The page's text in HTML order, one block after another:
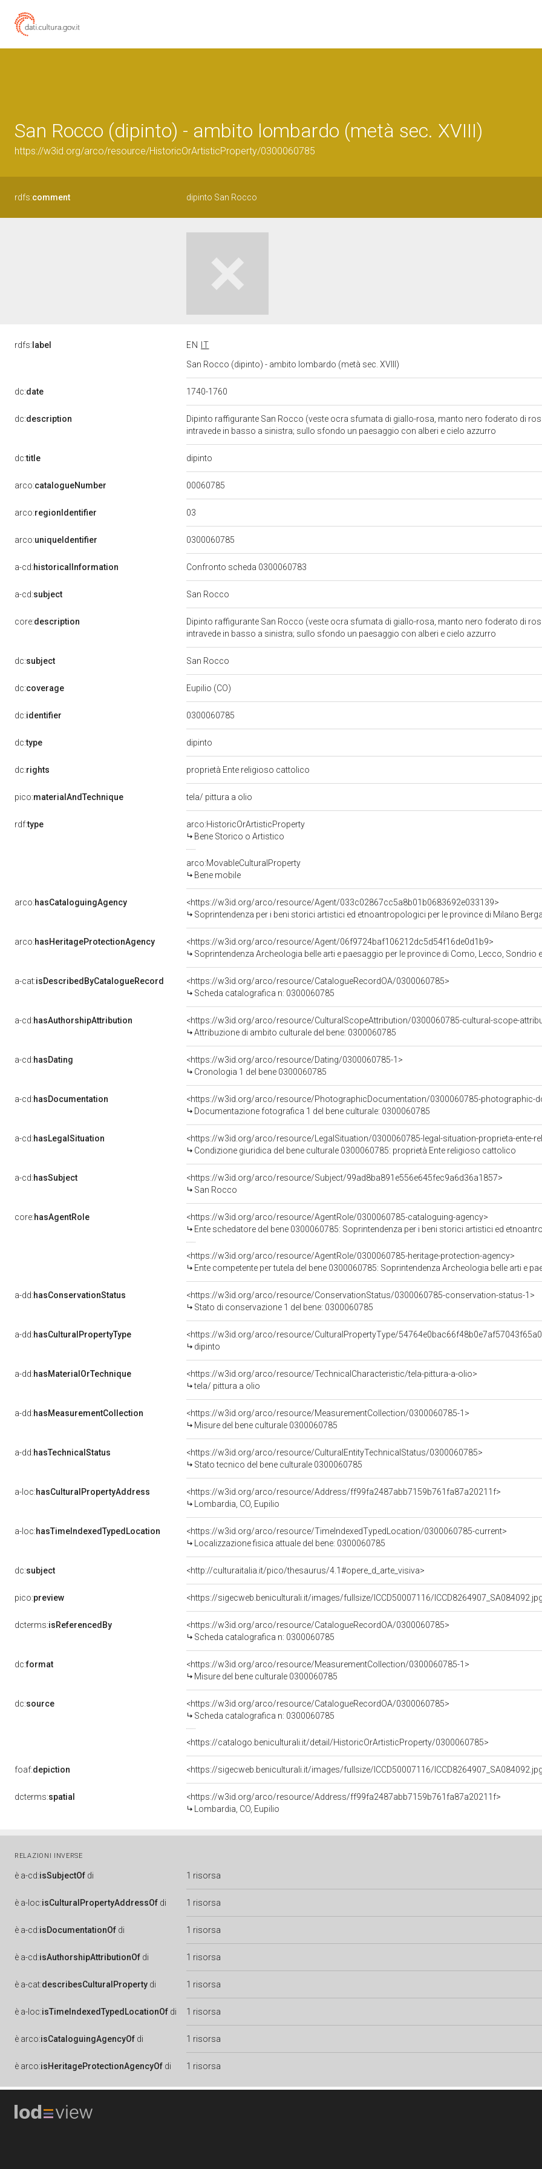
San Rocco (dipinto) - ambito lombardo (metà sec. XVIII)
https://w3id.org/arco/resource/HistoricOrArtisticProperty/0300060785
rdfs:comment dipinto San Rocco
rdfs: label EN
IT
San Rocco (dipinto) - ambito lombardo (metà sec. XVIII)
dc:date 1740-1760
dc:description
Dipinto raffigurante San Rocco (veste ocra sfumata di giallo-rosa, manto nero foderato di
intravede in basso a sinistra; sullo sfondo un paesaggio con alberi e cielo azzurro
dc:title dipinto
arco:catalogueNumber 00060785
arco:regionIdentifier 03
arco:uniqueIdentifier 0300060785
a-cd:historicalInformation Confronto scheda 0300060783
a-cd:subject San Rocco
core:description
Dipinto raffigurante San Rocco (veste ocra sfumata di giallo-rosa, manto nero foderato di
intravede in basso a sinistra; sullo sfondo un paesaggio con alberi e cielo azzurro
dc:subject San Rocco
dc:coverage Eupilio (CO)
dc:identifier 0300060785
dc:type dipinto
dc:rights proprietà Ente religioso cattolico
pico:materialAndTechnique tela/ pittura a olio
rdf:type
arco:HistoricOrArtisticProperty
Bene Storico o Artistico
arco:MovableCulturalProperty
Bene mobile
arco:hasCataloguingAgency
<https://w3id.org/arco/resource/Agent/033c02867cc5a8b01b0683692e033139>
Soprintendenza per i beni storici artistici ed etnoantropologici per le province di Milano
arco:hasHeritageProtectionAgency
<https://w3id.org/arco/resource/Agent/06f9724baf106212dc5d54f16de0d1b9>
Soprintendenza Archeologia belle arti e paesaggio per le province di Como, Lecco, Sondrio
a-cat:isDescribedByCatalogueRecord
<https://w3id.org/arco/resource/CatalogueRecordOA/0300060785>
Scheda catalografica n: 0300060785
a-cd:hasAuthorshipAttribution
<https://w3id.org/arco/resource/CulturalScopeAttribution/0300060785-cultural-scope-
Attribuzione di ambito culturale del bene: 0300060785
a-cd:hasDating
<https://w3id.org/arco/resource/Dating/0300060785-1>
Cronologia 1 del bene 0300060785
a-cd:hasDocumentation
<https://w3id.org/arco/resource/PhotographicDocumentation/0300060785-photographic-
Documentazione fotografica 1 del bene culturale: 0300060785
a-cd:hasLegalSituation
<https://w3id.org/arco/resource/LegalSituation/0300060785-legal-situation-proprieta-ente-
Condizione giuridica del bene culturale 0300060785: proprietà Ente religioso cattolico
a-cd:hasSubject
<https://w3id.org/arco/resource/Subject/99ad8ba891e556e645fec9a6d36a1857>
San Rocco
core:hasAgentRole
<https://w3id.org/arco/resource/AgentRole/0300060785-cataloguing-agency>
Ente schedatore del bene 0300060785: Soprintendenza per i beni storici artistici ed etnoantropologici per
<https://w3id.org/arco/resource/AgentRole/0300060785-heritage-protection-agency>
Ente competente per tutela del bene 0300060785: Soprintendenza Archeologia belle arti e
a-dd:hasConservationStatus
<https://w3id.org/arco/resource/ConservationStatus/0300060785-conservation-status-1>
Stato di conservazione 1 del bene: 0300060785
a-dd:hasCulturalPropertyType
<https://w3id.org/arco/resource/CulturalPropertyType/
dipinto
a-dd:hasMaterialOrTechnique
<https://w3id.org/arco/resource/TechnicalCharacteristic/tela-pittura-a-olio>
tela/ pittura a olio
a-dd:hasMeasurementCollection
<https://w3id.org/arco/resource/MeasurementCollection/0300060785-1>
Misure del bene culturale 0300060785
a-dd:hasTechnicalStatus
<https://w3id.org/arco/resource/CulturalEntityTechnicalStatus/0300060785>
Stato tecnico del bene culturale 0300060785
a-loc:hasCulturalPropertyAddress
<https://w3id.org/arco/resource/Address/ff99fa2487abb7159b761fa87a20211f>
Lombardia, CO, Eupilio
a-loc:hasTimeIndexedTypedLocation
<https://w3id.org/arco/resource/TimeIndexedTypedLocation/0300060785-current>
Localizzazione fisica attuale del bene: 0300060785
dc:subject <http://culturaitalia.it/pico/thesaurus/4.1#opere_d_arte_visiva>
pico:preview <https://sigecweb.beniculturali.it/images/fullsize/ICCD50007116/
dcterms:isReferencedBy
<https://w3id.org/arco/resource/CatalogueRecordOA/0300060785>
Scheda catalografica n: 0300060785
dc:format
<https://w3id.org/arco/resource/MeasurementCollection/0300060785-1>
Misure del bene culturale 0300060785
dc:source
<https://w3id.org/arco/resource/CatalogueRecordOA/0300060785>
Scheda catalografica n: 0300060785
<https://catalogo.beniculturali.it/detail/HistoricOrArtisticProperty/0300060785>
foaf:depiction <https://sigecweb.beniculturali.it/images/fullsize/ICCD50007116/
dcterms:spatial
<https://w3id.org/arco/resource/Address/ff99fa2487abb7159b761fa87a20211f>
Lombardia, CO, Eupilio
RELAZIONI INVERSE
è a-cd:isSubjectOf di 1 risorsa
è a-loc:isCulturalPropertyAddressOf di 1 risorsa
è a-cd:isDocumentationOf di 1 risorsa
è a-cd:isAuthorshipAttributionOf di 1 risorsa
è a-cat:describesCulturalProperty di 1 risorsa
è a-loc:isTimeIndexedTypedLocationOf di 1 risorsa
è arco:isCataloguingAgencyOf di 1 risorsa
è arco:isHeritageProtectionAgencyOf di 1 risorsa